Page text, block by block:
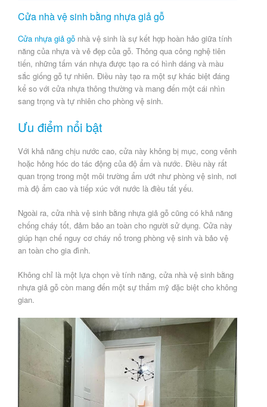
Cửa nhà vệ sinh bằng nhựa giả gỗ
Cửa nhựa giả gỗ nhà vệ sinh là sự kết hợp hoàn hảo giữa tính
năng của nhựa và vẻ đẹp của gỗ. Thông qua công nghệ tiên
tiến, những tấm ván nhựa được tạo ra có hình dáng và màu
sắc giống gỗ tự nhiên. Điều này tạo ra một sự khác biệt đáng
kể so với cửa nhựa thông thường và mang đến một cái nhìn
sang trọng và tự nhiên cho phòng vệ sinh.
Ưu điểm nổi bật
Với khả năng chịu nước cao, cửa này không bị mục, cong vênh
hoặc hỏng hóc do tác động của độ ẩm và nước. Điều này rất
quan trọng trong một môi trường ẩm ướt như phòng vệ sinh, nơi
mà độ ẩm cao và tiếp xúc với nước là điều tất yếu.
Ngoài ra, cửa nhà vệ sinh bằng nhựa giả gỗ cũng có khả năng
chống cháy tốt, đảm bảo an toàn cho người sử dụng. Cửa này
giúp hạn chế nguy cơ cháy nổ trong phòng vệ sinh và bảo vệ
an toàn cho gia đình.
Không chỉ là một lựa chọn về tính năng, cửa nhà vệ sinh bằng
nhựa giả gỗ còn mang đến một sự thẩm mỹ đặc biệt cho không
gian.